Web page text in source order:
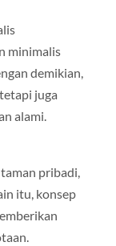
minimalis
demikian,
juga
alami.
pribadi,
itu, konsep